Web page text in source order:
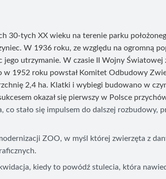
30-tych XX wieku na terenie parku
W 1936 roku, ze względu na ogromną
jego utrzymanie. W czasie II Wojny
1952 roku powstał Komitet Odbudowy
2,4 ha. Klatki i wybiegi budowano w
okazał się pierwszy w Polsce
stało się impulsem do dalszej rozbudowy,
ZOO, w myśl której zwierzęta z
kiedy to powódź stulecia, która